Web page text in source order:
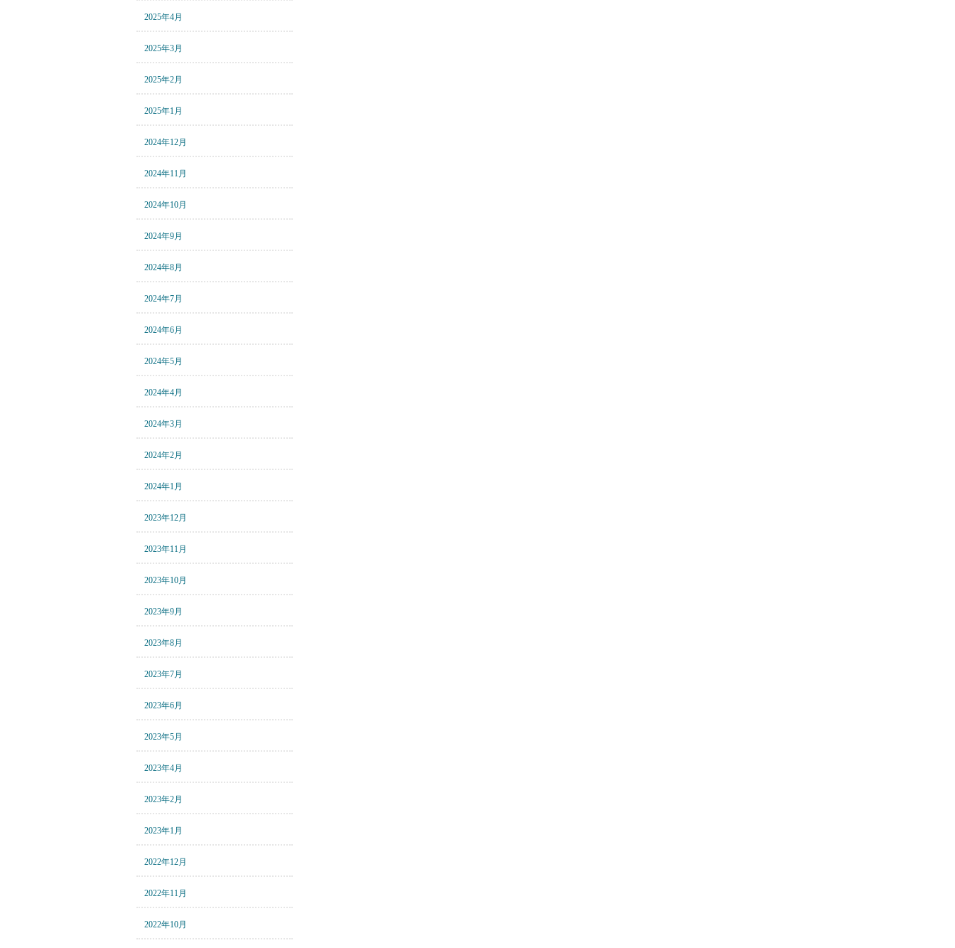
2025年4月
2025年3月
2025年2月
2025年1月
2024年12月
2024年11月
2024年10月
2024年9月
2024年8月
2024年7月
2024年6月
2024年5月
2024年4月
2024年3月
2024年2月
2024年1月
2023年12月
2023年11月
2023年10月
2023年9月
2023年8月
2023年7月
2023年6月
2023年5月
2023年4月
2023年2月
2023年1月
2022年12月
2022年11月
2022年10月